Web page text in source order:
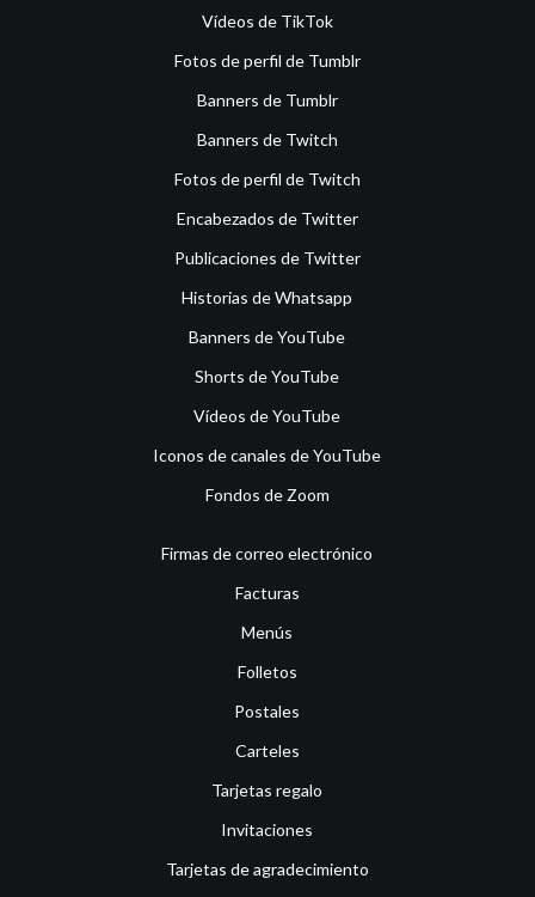
Vídeos de TikTok
Fotos de perfil de Tumblr
Banners de Tumblr
Banners de Twitch
Fotos de perfil de Twitch
Encabezados de Twitter
Publicaciones de Twitter
Historias de Whatsapp
Banners de YouTube
Shorts de YouTube
Vídeos de YouTube
Iconos de canales de YouTube
Fondos de Zoom
Firmas de correo electrónico
Facturas
Menús
Folletos
Postales
Carteles
Tarjetas regalo
Invitaciones
Tarjetas de agradecimiento